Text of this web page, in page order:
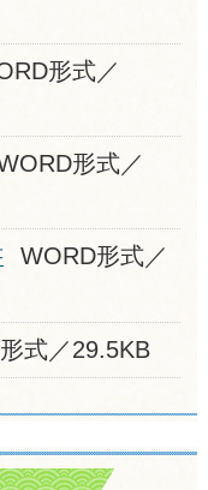
形式／
形式／
WORD形式／
式／29.5KB